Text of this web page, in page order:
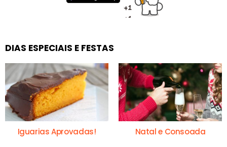
DIAS ESPECIAIS E FESTAS
Iguarias Aprovadas! Natal e Consoada